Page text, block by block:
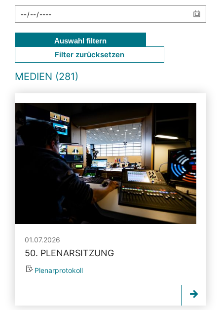
Auswahl filtern
Filter zurücksetzen
MEDIEN (281)
01.07.2026
50. PLENARSITZUNG
Plenarprotokoll